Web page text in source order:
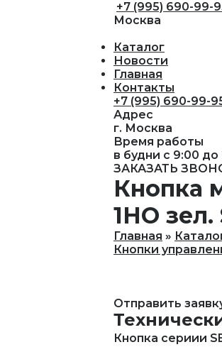
+7 (995) 690-99-
Москва
Каталог
Новости
Главная
Контакты
+7 (995) 690-99-
Адрес
г. Москва
Время работы
в будни с 9:00 до
ЗАКАЗАТЬ
Кнопка
1НО зел.
Главная
Кнопки
Отправить
Кнопка сериии